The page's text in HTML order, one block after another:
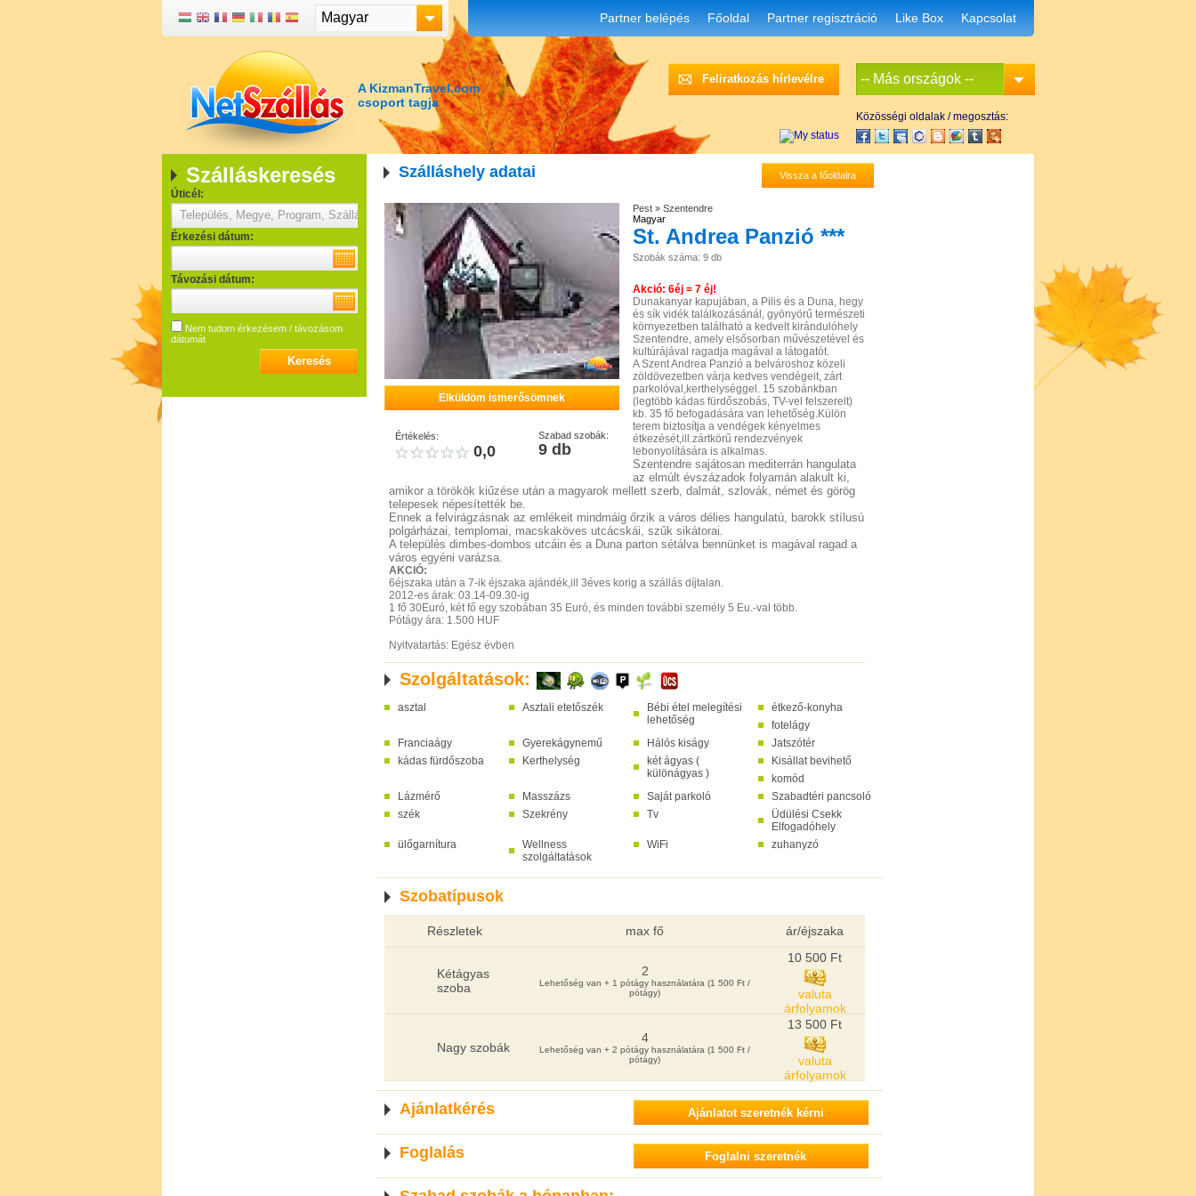
Magyar Partner belépés Főoldal Partner regisztráció Like Box Kapcsolat
A KizmanTravel.com
csoport tagja
Feliratkozás hírlevélre -- Más országok --
Közösségi oldalak / megosztás:
Szálláskeresés
Úticél:
Érkezési dátum:
Távozási dátum:
Nem tudom érkezésem / távozásom
dátumát
Szálláshely adatai Vissza a főoldalra
Elküldöm ismerősömnek
Értékelés:
0,0
Szabad szobák:
9 db
Pest » Szentendre
Magyar
St. Andrea Panzió ***
Szobák száma: 9 db
Akció: 6éj = 7 éj!
Dunakanyar kapujában, a Pilis és a Duna, hegy
és sík vidék találkozásánál, gyönyörű természeti
környezetben található a kedvelt kirándulóhely
Szentendre, amely elsősorban művészetével és
kultúrájával ragadja magával a látogatót.
A Szent Andrea Panzió a belvároshoz közeli
zöldövezetben várja kedves vendégeit, zárt
parkolóval,kerthelységgel. 15 szobánkban
(legtöbb kádas fürdőszobás, TV-vel felszerelt)
kb. 35 fő befogadására van lehetőség.Külön
terem biztosítja a vendégek kényelmes
étkezését,ill.zártkörű rendezvények
lebonyolítására is alkalmas.
Szentendre sajátosan mediterrán hangulata
az elmúlt évszázadok folyamán alakult ki,
amikor a törökök kiűzése után a magyarok mellett szerb, dalmát, szlovák, német és görög
telepesek népesítették be.
Ennek a felvirágzásnak az emlékeit mindmáig őrzik a város délies hangulatú, barokk stílusú
polgárházai, templomai, macskaköves utcácskái, szűk sikátorai.
A település dimbes-dombos utcáin és a Duna parton sétálva bennünket is magával ragad a
város egyéni varázsa.
AKCIÓ:
6éjszaka után a 7-ik éjszaka ajándék,ill 3éves korig a szállás díjtalan.
2012-es árak: 03.14-09.30-ig
1 fő 30Euró, két fő egy szobában 35 Euró, és minden további személy 5 Eu.-val több.
Pótágy ára: 1.500 HUF
Nyitvatartás: Egész évben
Szolgáltatások:
asztal Asztali etetőszék
Bébi étel melegítési
lehetőség
étkező-konyha
fotelágy
Franciaágy
Gyerekágynemű Hálós kiságy
Jatszótér
kádas fürdőszoba
Kerthelység
két ágyas (
különágyas )
Kisállat bevihető
komód
Lázmérő
Masszázs Saját parkoló
Szabadtéri pancsoló
szék
Szekrény Tv
Üdülési Csekk
Elfogadóhely
ülőgarnítura
Wellness
szolgáltatások
WiFi zuhanyzó
Szobatípusok
Részletek max fő ár/éjszaka
Kétágyas
szoba
2
Lehetőség van + 1 pótágy használatára (1 500 Ft /
pótágy)
10 500 Ft
valuta
árfolyamok
Nagy szobák
4
Lehetőség van + 2 pótágy használatára (1 500 Ft /
pótágy)
13 500 Ft
valuta
árfolyamok
Ajánlatkérés
Foglalás